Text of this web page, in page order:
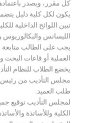
كل مقرر، ويصدر
يكون لكل كلية دليل
تبين اللوائح الداخلية
الليسانس والبكالوريوس
يجب على الطالب متابعة
العملية أو قاعات البحث
يخضع الطلاب للنظام
مجلس التأديب من رئيس
طلب العميد.
لمجلس التأديب توقيع
الكلية وللأساتذة